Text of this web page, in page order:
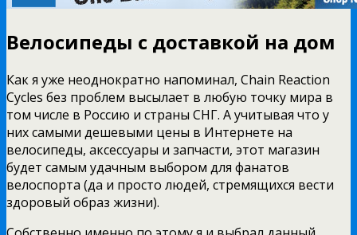
Велосипеды с доставкой на дом
Как я уже неоднократно напоминал, Chain Reaction
Cycles без проблем высылает в любую точку мира в
том числе в Россию и страны СНГ. А учитывая что у
них самыми дешевыми цены в Интернете на
велосипеды, аксессуары и запчасти, этот магазин
будет самым удачным выбором для фанатов
велоспорта (да и просто людей, стремящихся вести
здоровый образ жизни).